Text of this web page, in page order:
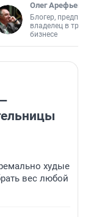
Олег Арефьев
Блогер,
владелец в
бизнесе
худые
вес любой